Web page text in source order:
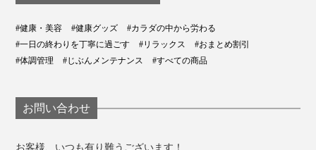
#健康・美容 #健康グッズ
#カラダの中から労わる
#一日の終わりを丁寧に過ごす
#リラックス
#おまとめ割引
#体調管理
#じぶんメンテナンス #すべての商品
お問い合わせ
お客様、いつも有り難うございます！